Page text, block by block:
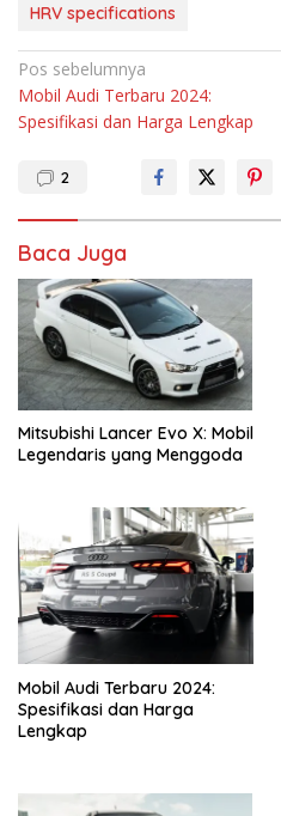
HRV specifications
N
a
v
a
s
i
p
o
s
Pos sebelumnya
Mobil Audi Terbaru 2024:
Spesifikasi dan Harga Lengkap
2
Baca Juga
Mitsubishi Lancer Evo X: Mobil
Legendaris yang Menggoda
Mobil Audi Terbaru 2024:
Spesifikasi dan Harga
Lengkap